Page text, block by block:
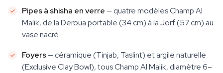
Pipes à shisha en verre — quatre modèles Champ Al
Malik, de la Deroua portable (34 cm) à la Jorf (57 cm) au
vase nacré
Foyers— céramique (Tinjab, Taslint) et argile naturelle
(Exclusive Clay Bowl), tous Champ Al Malik, diamètre 6–